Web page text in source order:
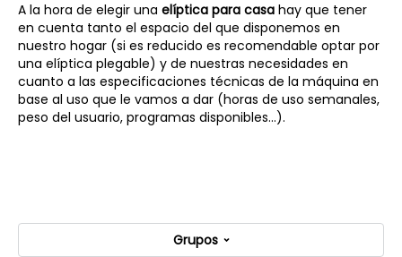
A la hora de elegir una elíptica para casa hay que tener
en cuenta tanto el espacio del que disponemos en
nuestro hogar (si es reducido es recomendable optar por
una elíptica plegable) y de nuestras necesidades en
cuanto a las especificaciones técnicas de la máquina en
base al uso que le vamos a dar (horas de uso semanales,
peso del usuario, programas disponibles...).
Grupos